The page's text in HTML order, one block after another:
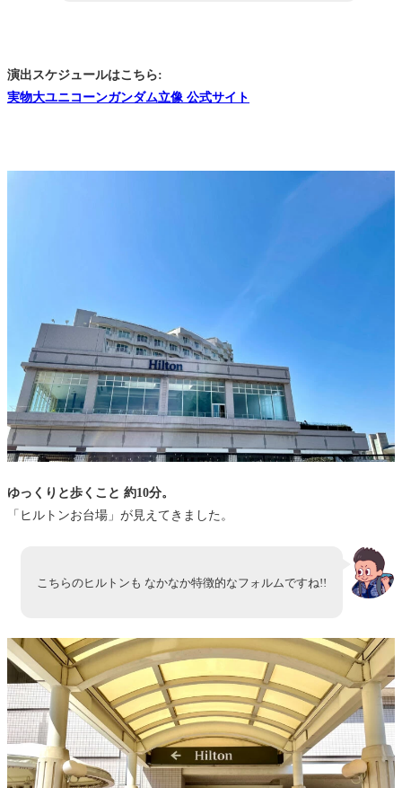
演出スケジュールはこちら:
実物大ユニコーンガンダム立像 公式サイト
ゆっくりと歩くこと 約10分。
「ヒルトンお台場」が見えてきました。
こちらのヒルトンも なかなか特徴的なフォルムですね!!